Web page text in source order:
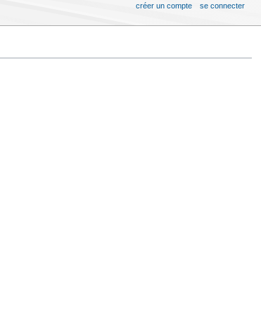
créer un compte se connecter